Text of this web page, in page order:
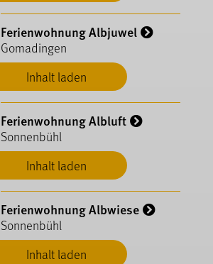
Inhalt laden
Ferienwohnung Albjuwel
Gomadingen
Inhalt laden
Ferienwohnung Albluft
Sonnenbühl
Inhalt laden
Ferienwohnung Albwiese
Sonnenbühl